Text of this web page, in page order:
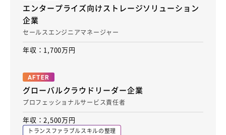
エンタープライズ向けストレージソリューション
企業
セールスエンジニアマネージャー
年収：1,700万円
AFTER
グローバルクラウドリーダー企業
プロフェッショナルサービス責任者
年収：2,500万円
トランスファラブルスキルの整理